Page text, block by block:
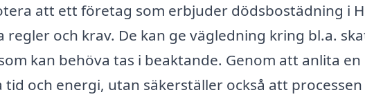
att ett företag som erbjuder dödsbostädning i
regler och krav. De kan ge vägledning kring bl.a.
kan behöva tas i beaktande. Genom att anlita
och energi, utan säkerställer också att